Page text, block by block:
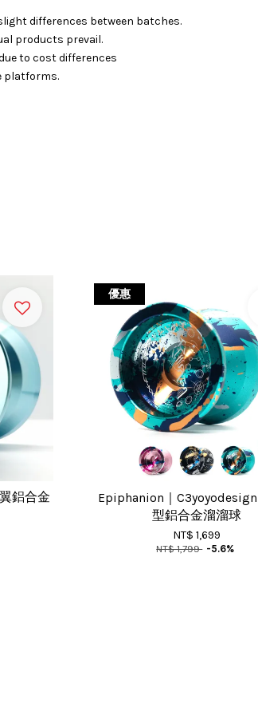
differences between batches.
products prevail.
to cost differences
platforms.
鋁合金
優惠
Epiphanion｜
型鋁合金溜溜球
NT$ 1,699
NT$ 1,799 -5.6%